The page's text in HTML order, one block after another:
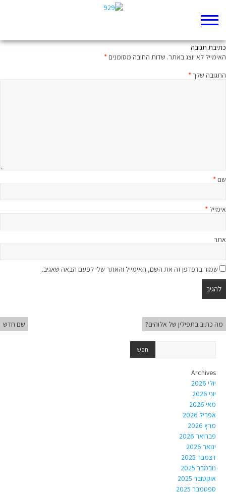
ממעמקים קראתיך: מיטיבי לכת לישעיה פרק סב
כתיבת תגובה
האימייל לא יוצג באתר. שדות החובה מסומנים*
התגובה שלך*
שם*
אימייל *
אתר
שמור בדפדפן זה את השם, האימייל והאתר שלי לפעם הבאה שאגיב.
מה כתוב בתפילין של אלוהים? שם חדש
Archives
יולי 2026
יוני 2026
מאי 2026
אפריל 2026
מרץ 2026
פברואר 2026
ינואר 2026
דצמבר 2025
נובמבר 2025
אוקטובר 2025
ספטמבר 2025